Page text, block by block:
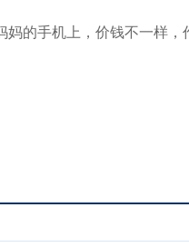
的手机上，价钱不一样